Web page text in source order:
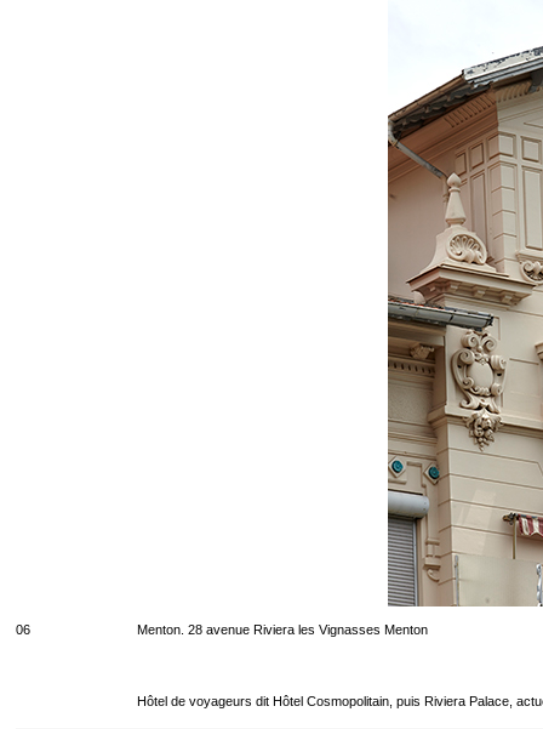
06 Menton. 28 avenue Riviera les Vignasses Menton
Hôtel de voyageurs dit Hôtel Cosmopolitain, puis Riviera Palace,